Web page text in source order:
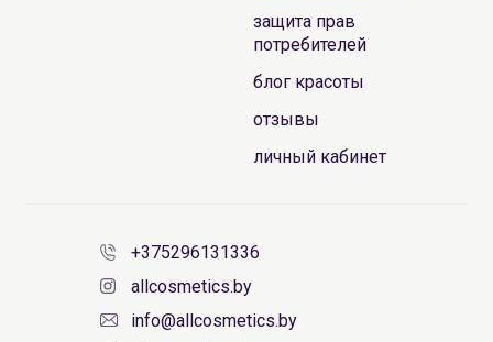
защита прав
потребителей
блог красоты
отзывы
личный кабинет
+375296131336
allcosmetics.by
info@allcosmetics.by